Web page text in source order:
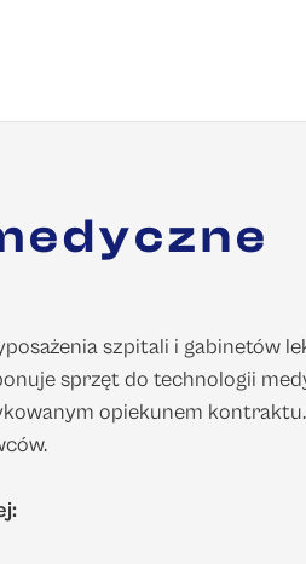
szpitali i gabinetów
sprzęt do technologii
opiekunem